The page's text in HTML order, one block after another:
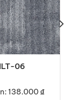
06
138.000 ₫